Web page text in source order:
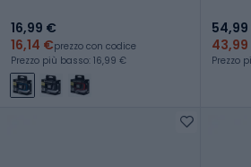
16,99 €
16,14 €prezzo con codice
Prezzo più basso: 16,99 €
Prezzo